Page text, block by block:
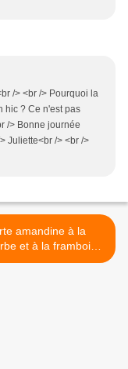
/> <br /> Pourquoi la
hic ? Ce n'est pas
/> Bonne journée
Juliette<br /> <br />
amandine à la
et à la framboise
>